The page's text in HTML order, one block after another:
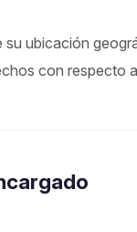
su ubicación
con respecto